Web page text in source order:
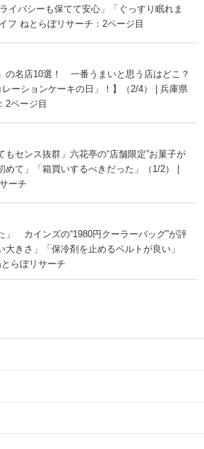
イバシーも保てて安心」「ぐっすり眠れま
フ ねとらぼリサーチ：2ページ目
の名店10選！ 一番うまいと思う店はどこ？
レーションケーキの日」！】（2/4） | 兵庫県
2ページ目
もセンス抜群」六花亭の“店舗限定”お菓子が
て」「箱買いするべきだった」（1/2） |
ーチ
」 カインズの“1980円クーラーバッグ”が評
きさ」「保冷剤を止めるベルトが良い」
とらぼリサーチ